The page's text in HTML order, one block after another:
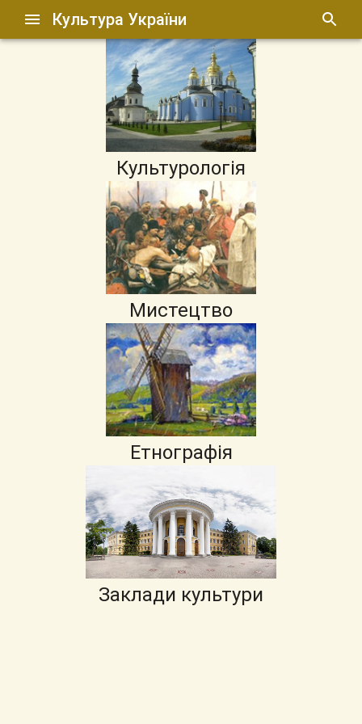
Культура України
Культурологія
Мистецтво
Етнографія
Заклади культури